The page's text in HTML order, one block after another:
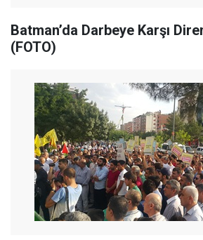
Batman’da Darbeye Karşı
(FOTO)